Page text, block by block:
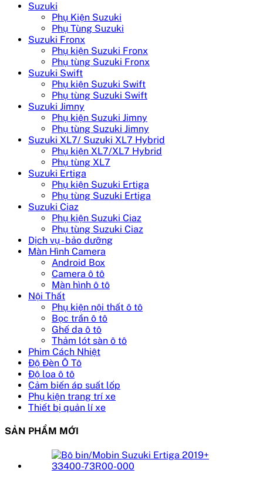
Suzuki
Phụ Kiện Suzuki
Phụ Tùng Suzuki
Suzuki Fronx
Phụ kiện Suzuki Fronx
Phụ tùng Suzuki Fronx
Suzuki Swift
Phụ kiện Suzuki Swift
Phụ tùng Suzuki Swift
Suzuki Jimny
Phụ kiện Suzuki Jimny
Phụ tùng Suzuki Jimny
Suzuki XL7/ Suzuki XL7 Hybrid
Phụ kiện XL7/XL7 Hybrid
Phụ tùng XL7
Suzuki Ertiga
Phụ kiện Suzuki Ertiga
Phụ tùng Suzuki Ertiga
Suzuki Ciaz
Phụ kiện Suzuki Ciaz
Phụ tùng Suzuki Ciaz
Dịch vụ - bảo dưỡng
Màn Hình Camera
Android Box
Camera ô tô
Màn hình ô tô
Nội Thất
Phụ kiện nội thất ô tô
Bọc trần ô tô
Ghế da ô tô
Thảm lót sàn ô tô
Phim Cách Nhiệt
Độ Đèn Ô Tô
Độ loa ô tô
Cảm biến áp suất lốp
Phụ kiện trang trí xe
Thiết bị quản lí xe
SẢN PHẨM MỚI